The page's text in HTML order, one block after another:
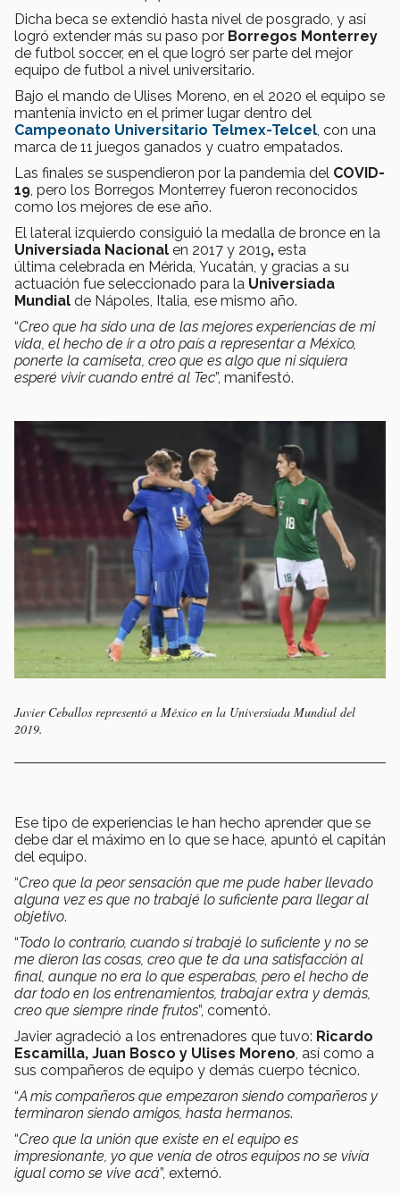
Dicha beca se extendió hasta nivel de posgrado, y así
logró extender más su paso por Borregos Monterrey
de futbol soccer, en el que logró ser parte del mejor
equipo de futbol a nivel universitario.
Bajo el mando de Ulises Moreno, en el 2020 el equipo se
mantenía invicto en el primer lugar dentro del
Campeonato Universitario Telmex-Telcel, con una
marca de 11 juegos ganados y cuatro empatados.
Las finales se suspendieron por la pandemia del COVID-
19, pero los Borregos Monterrey fueron reconocidos
como los mejores de ese año.
El lateral izquierdo consiguió la medalla de bronce en la
Universiada Nacional en 2017 y 2019, esta
última celebrada en Mérida, Yucatán, y gracias a su
actuación fue seleccionado para la Universiada
Mundial de Nápoles, Italia, ese mismo año.
“Creo que ha sido una de las mejores experiencias de mi
vida, el hecho de ir a otro país a representar a México,
ponerte la camiseta, creo que es algo que ni siquiera
esperé vivir cuando entré al Tec”, manifestó.
Javier Ceballos representó a México en la Universiada Mundial del
2019.
Ese tipo de experiencias le han hecho aprender que se
debe dar el máximo en lo que se hace, apuntó el capitán
del equipo.
“Creo que la peor sensación que me pude haber llevado
alguna vez es que no trabajé lo suficiente para llegar al
objetivo.
“Todo lo contrario, cuando sí trabajé lo suficiente y no se
me dieron las cosas, creo que te da una satisfacción al
final, aunque no era lo que esperabas, pero el hecho de
dar todo en los entrenamientos, trabajar extra y demás,
creo que siempre rinde frutos”, comentó.
Javier agradeció a los entrenadores que tuvo: Ricardo
Escamilla, Juan Bosco y Ulises Moreno, así como a
sus compañeros de equipo y demás cuerpo técnico.
“A mis compañeros que empezaron siendo compañeros y
terminaron siendo amigos, hasta hermanos.
“Creo que la unión que existe en el equipo es
impresionante, yo que venía de otros equipos no se vivía
igual como se vive acá”, externó.